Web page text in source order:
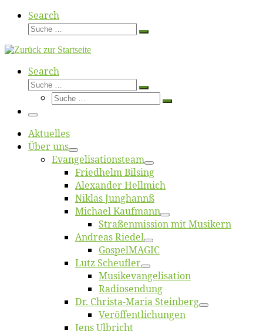
Search
Suche
Suche
Search
Suche
Suche
Suche
Suche
Menü
Ak­tu­el­les
Über uns
Evangelisa­tions­team
Fried­helm Bilsing
Alex­an­der Hellmich
Ni­klas Junghannß
Mi­cha­el Kaufmann
Straßenmis­sion mit Musikern
An­dre­as Riedel
Gos­pel­MA­GIC
Lutz Scheuf­ler
Musikevan­ge­li­sa­tion
Ra­dio­sen­dung
Dr. Chris­­ta-Ma­ria Steinberg
Ver­öf­fent­li­chun­gen
Jens Ulb­richt